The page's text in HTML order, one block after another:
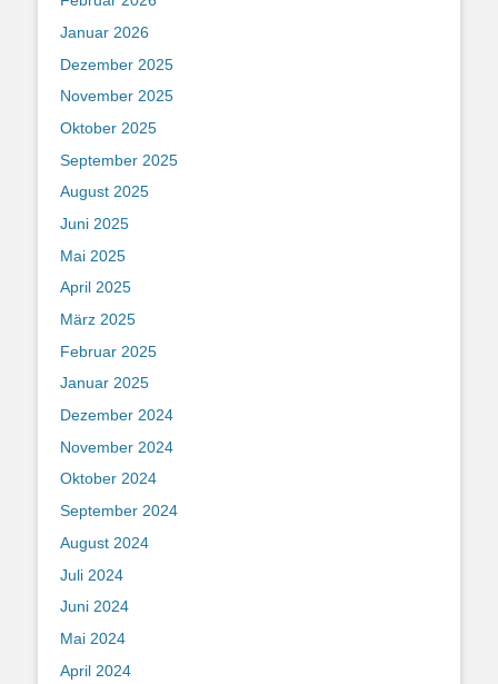
Januar 2026
Dezember 2025
November 2025
Oktober 2025
September 2025
August 2025
Juni 2025
Mai 2025
April 2025
März 2025
Februar 2025
Januar 2025
Dezember 2024
November 2024
Oktober 2024
September 2024
August 2024
Juli 2024
Juni 2024
Mai 2024
April 2024